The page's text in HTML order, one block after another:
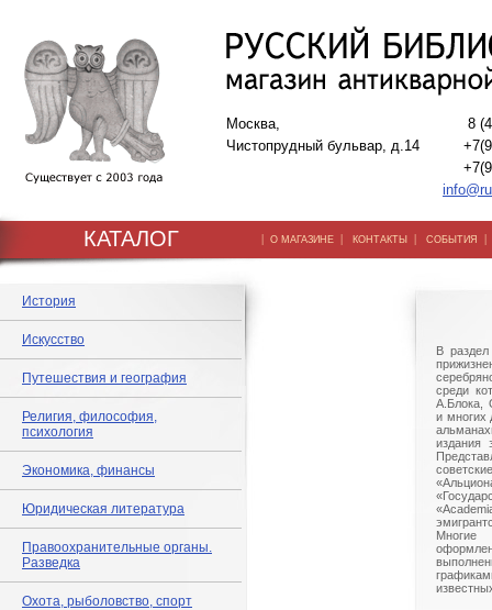
Москва,
Чистопрудный бульвар, д.14
8
КАТАЛОГ | О МАГАЗИНЕ | КОНТАКТЫ | СОБЫТИЯ
История
Искусство
Путешествия и география
Религия, философия,
психология
Экономика, финансы
Юридическая литература
Правоохранительные органы.
Разведка
Охота, рыболовство, спорт
В
среди
А.Блока,
и многих
издания